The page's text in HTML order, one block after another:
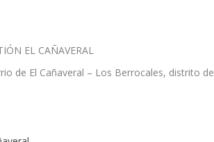
EL CAÑAVERAL
de El Cañaveral – Los Berrocales, distrito